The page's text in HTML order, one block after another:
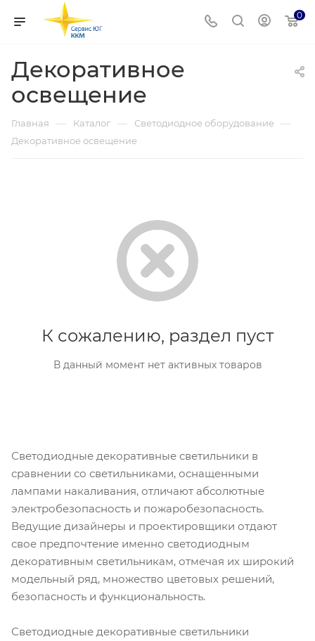
0
Декоративное
освещение
Главная — Каталог — Светодиодное оборудование —
Декоративное освещение
К сожалению, раздел пуст
В данный момент нет активных товаров
Светодиодные декоративные светильники в
сравнении со светильниками, оснащенными
лампами накаливания, отличают абсолютные
электробезопасность и пожаробезопасность.
Ведущие дизайнеры и проектировщики отдают
свое предпочтение именно светодиодным
декоративным светильникам, отмечая их широкий
модельный ряд, множество цветовых решений,
безопасность и функциональность.
Светодиодные декоративные светильники